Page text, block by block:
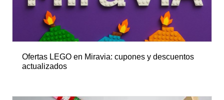
Ofertas LEGO en Miravia: cupones y descuentos
actualizados